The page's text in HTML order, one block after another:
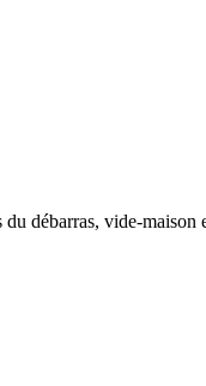
débarras, vide-